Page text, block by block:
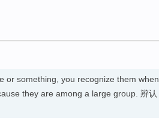
or something, you recognize them when
they are among a large group. 辨认